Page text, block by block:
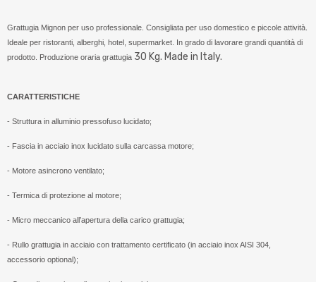
Grattugia Mignon per uso professionale. Consigliata per uso domestico e piccole attività.
Ideale per ristoranti, alberghi, hotel, supermarket. In grado di lavorare grandi quantità di
prodotto. Produzione oraria grattugia 30 Kg. Made in Italy.
CARATTERISTICHE
- Struttura in alluminio pressofuso lucidato;
- Fascia in acciaio inox lucidato sulla carcassa motore;
- Motore asincrono ventilato;
- Termica di protezione al motore;
- Micro meccanico all’apertura della carico grattugia;
- Rullo grattugia in acciaio con trattamento certificato (in acciaio inox AISI 304,
accessorio optional);